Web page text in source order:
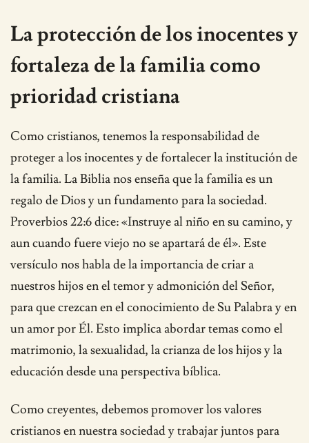
La protección de los inocentes y
fortaleza de la familia como
prioridad cristiana
Como cristianos, tenemos la responsabilidad de
proteger a los inocentes y de fortalecer la institución de
la familia. La Biblia nos enseña que la familia es un
regalo de Dios y un fundamento para la sociedad.
Proverbios 22:6 dice: «Instruye al niño en su camino, y
aun cuando fuere viejo no se apartará de él». Este
versículo nos habla de la importancia de criar a
nuestros hijos en el temor y admonición del Señor,
para que crezcan en el conocimiento de Su Palabra y en
un amor por Él. Esto implica abordar temas como el
matrimonio, la sexualidad, la crianza de los hijos y la
educación desde una perspectiva bíblica.
Como creyentes, debemos promover los valores
cristianos en nuestra sociedad y trabajar juntos para